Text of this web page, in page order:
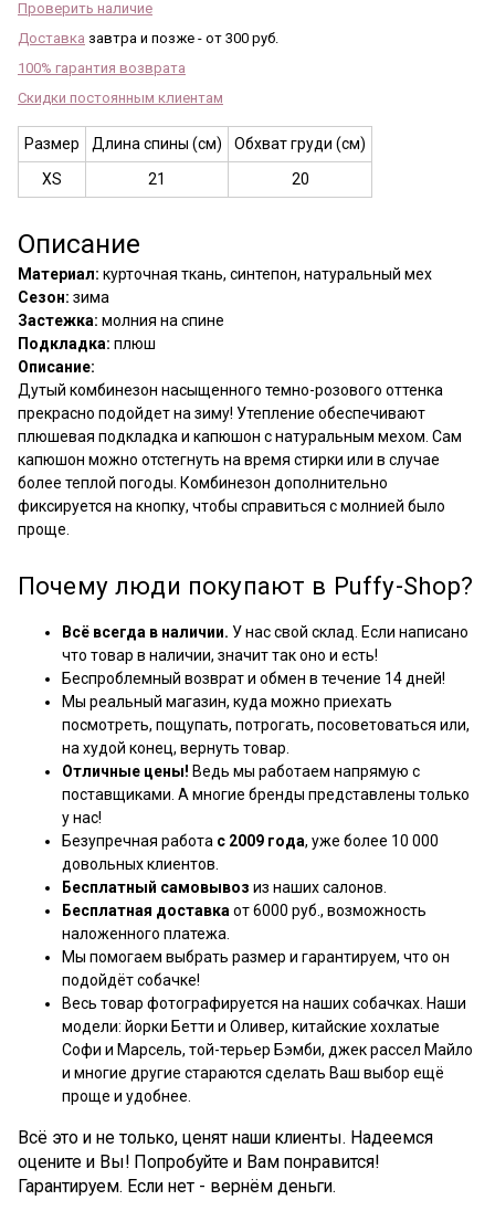
Проверить наличие
Доставка завтра и позже - от 300 руб.
100% гарантия возврата
Скидки постоянным клиентам
Размер Длина спины (см)
Обхват груди (см)
XS
21 20
Описание
Материал: курточная ткань, синтепон, натуральный мех
Сезон: зима
Застежка: молния на спине
Подкладка: плюш
Описание:
Дутый комбинезон насыщенного темно-розового оттенка
прекрасно подойдет на зиму! Утепление обеспечивают
плюшевая подкладка и капюшон с натуральным мехом. Сам
капюшон можно отстегнуть на время стирки или в случае
более теплой погоды. Комбинезон дополнительно
фиксируется на кнопку, чтобы справиться с молнией было
проще.
Почему люди покупают в Puffy-Shop?
Всё всегда в наличии. У нас свой склад. Если написано
что товар в наличии, значит так оно и есть!
Беспроблемный возврат и обмен в течение 14 дней!
Мы реальный магазин, куда можно приехать
посмотреть, пощупать, потрогать, посоветоваться или,
на худой конец, вернуть товар.
Отличные цены! Ведь мы работаем напрямую с
поставщиками. А многие бренды представлены только
у нас!
Безупречная работа с 2009 года, уже более 10 000
довольных клиентов.
Бесплатный самовывоз из наших салонов.
Бесплатная доставка от 6000 руб., возможность
наложенного платежа.
Мы помогаем выбрать размер и гарантируем, что он
подойдёт собачке!
Весь товар фотографируется на наших собачках. Наши
модели: йорки Бетти и Оливер, китайские хохлатые
Софи и Марсель, той-терьер Бэмби, джек рассел Майло
и многие другие стараются сделать Ваш выбор ещё
проще и удобнее.
Всё это и не только, ценят наши клиенты. Надеемся
оцените и Вы! Попробуйте и Вам понравится!
Гарантируем. Если нет - вернём деньги.